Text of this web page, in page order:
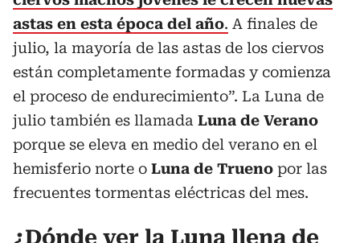
astas en esta época del año. A finales de
julio, la mayoría de las astas de los ciervos
están completamente formadas y comienza
el proceso de endurecimiento”. La Luna de
julio también es llamada Luna de Verano
porque se eleva en medio del verano en el
hemisferio norte o Luna de Trueno por las
frecuentes tormentas eléctricas del mes.
¿Dónde ver la Luna llena de